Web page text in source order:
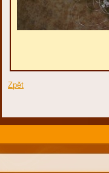
Zpět